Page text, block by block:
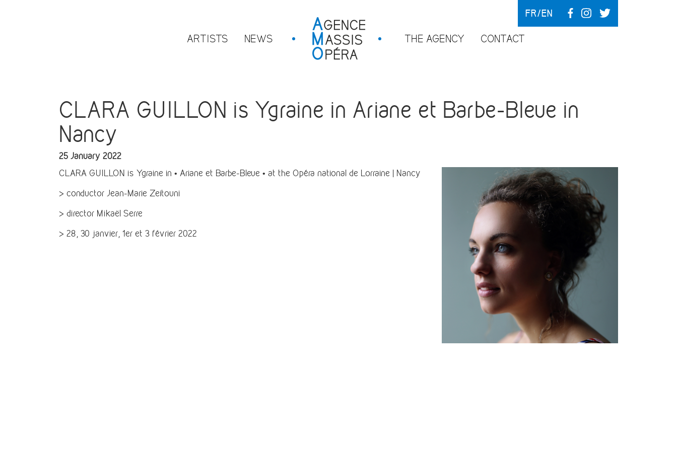
ARTISTS NEWS THE AGENCY CONTACT
FR EN
CLARA GUILLON is Ygraine in Ariane et Barbe-Bleue in
Nancy
25 January 2022
CLARA GUILLON is Ygraine in • Ariane et Barbe-Bleue • at the Opéra national de Lorraine | Nancy
> conductor Jean-Marie Zeitouni
> director Mikaël Serre
> 28, 30 janvier, 1er et 3 février 2022